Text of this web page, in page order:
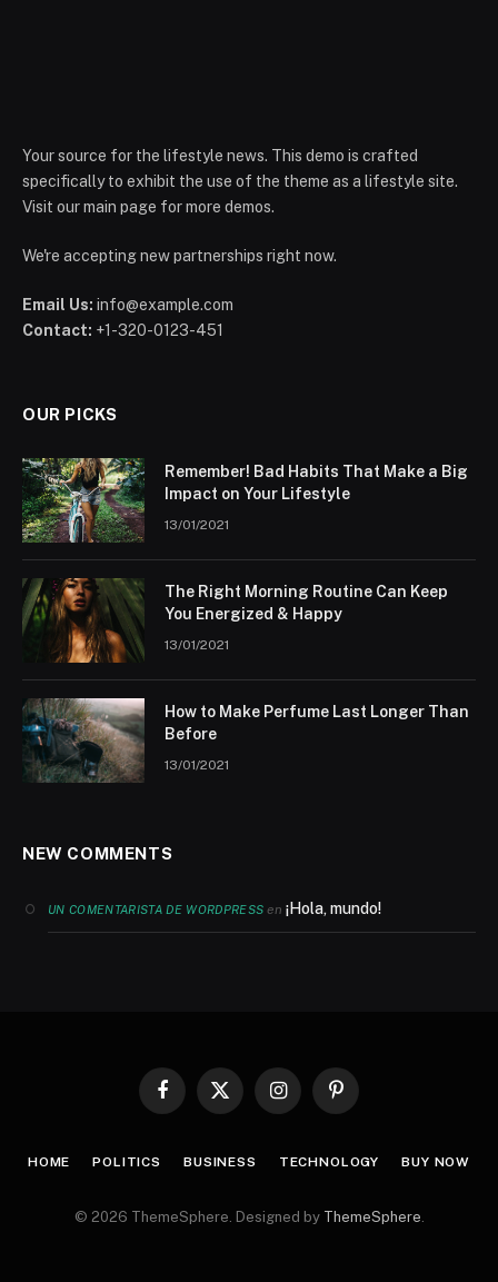
Your source for the lifestyle news. This demo is crafted
specifically to exhibit the use of the theme as a lifestyle site.
Visit our main page for more demos.
We're accepting new partnerships right now.
Email Us: info@example.com
Contact: +1-320-0123-451
OUR PICKS
Remember! Bad Habits That Make a Big
Impact on Your Lifestyle
13/01/2021
The Right Morning Routine Can Keep
You Energized & Happy
13/01/2021
How to Make Perfume Last Longer Than
Before
13/01/2021
NEW COMMENTS
UN COMENTARISTA DE WORDPRESS en¡Hola, mundo!
Facebook
X
InstagramPinterest
HOME POLITICS BUSINESS TECHNOLOGY BUY NOW
© 2026 ThemeSphere. Designed by ThemeSphere